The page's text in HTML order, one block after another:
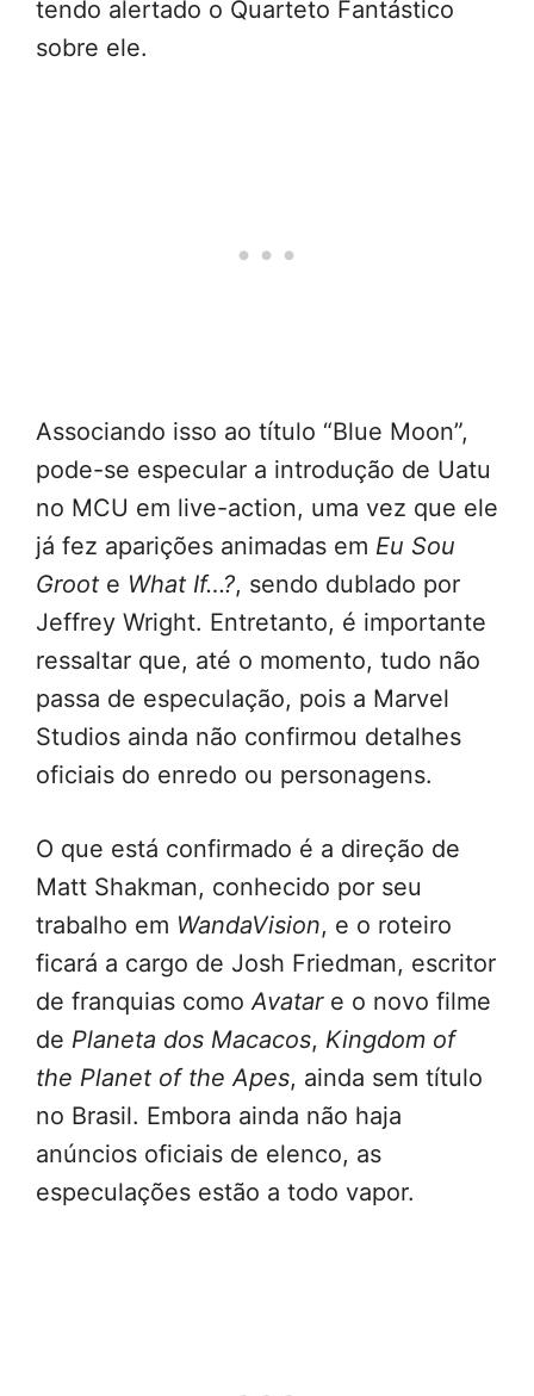
tendo alertado o Quarteto Fantástico
sobre ele.
Associando isso ao título “Blue Moon”,
pode-se especular a introdução de Uatu
no MCU em live-action, uma vez que ele
já fez aparições animadas em Eu Sou
Groot e What If…?, sendo dublado por
Jeffrey Wright. Entretanto, é importante
ressaltar que, até o momento, tudo não
passa de especulação, pois a Marvel
Studios ainda não confirmou detalhes
oficiais do enredo ou personagens.
O que está confirmado é a direção de
Matt Shakman, conhecido por seu
trabalho em WandaVision, e o roteiro
ficará a cargo de Josh Friedman, escritor
de franquias comoAvatare o novo filme
de Planeta dos Macacos, Kingdom of
the Planet of the Apes, ainda sem título
no Brasil. Embora ainda não haja
anúncios oficiais de elenco, as
especulações estão a todo vapor.